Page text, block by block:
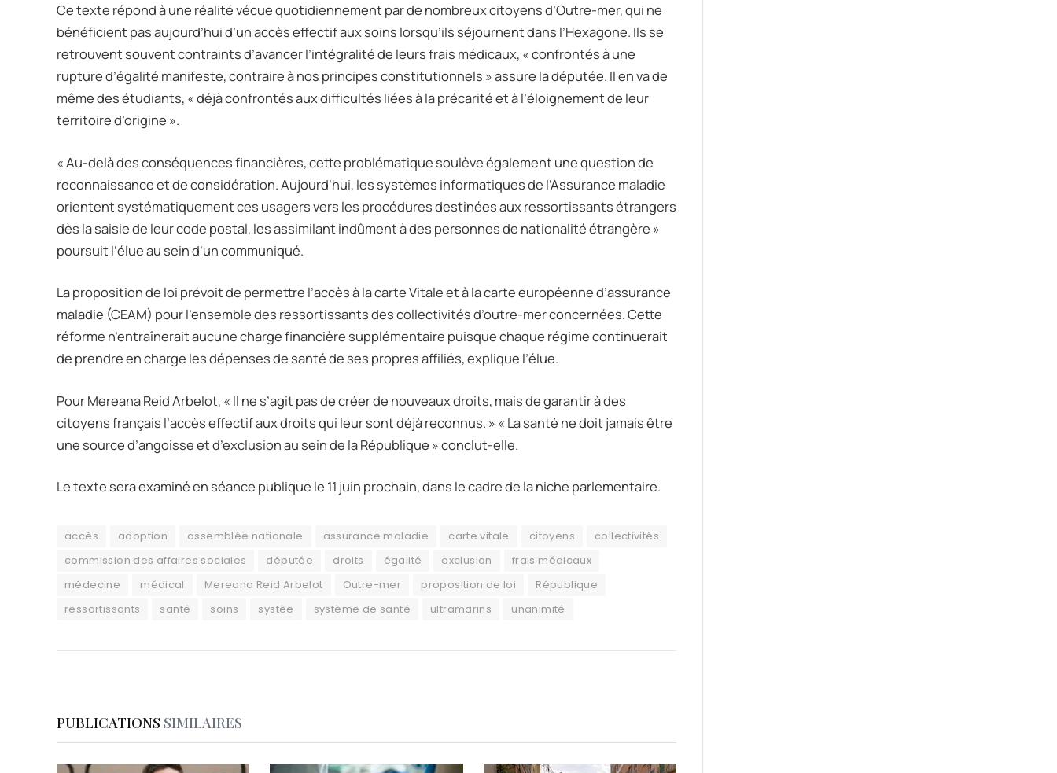
Ce texte répond à une réalité vécue quotidiennement par de nombreux citoyens d’Outre-mer, qui ne
bénéficient pas aujourd’hui d’un accès effectif aux soins lorsqu’ils séjournent dans l’Hexagone. Ils se
retrouvent souvent contraints d’avancer l’intégralité de leurs frais médicaux, « confrontés à une
rupture d’égalité manifeste, contraire à nos principes constitutionnels » assure la députée. Il en va de
même des étudiants, « déjà confrontés aux difficultés liées à la précarité et à l’éloignement de leur
territoire d’origine ».
« Au-delà des conséquences financières, cette problématique soulève également une question de
reconnaissance et de considération. Aujourd’hui, les systèmes informatiques de l’Assurance maladie
orientent systématiquement ces usagers vers les procédures destinées aux ressortissants étrangers
dès la saisie de leur code postal, les assimilant indûment à des personnes de nationalité étrangère »
poursuit l’élue au sein d’un communiqué.
La proposition de loi prévoit de permettre l’accès à la carte Vitale et à la carte européenne d’assurance
maladie (CEAM) pour l’ensemble des ressortissants des collectivités d’outre-mer concernées. Cette
réforme n’entraînerait aucune charge financière supplémentaire puisque chaque régime continuerait
de prendre en charge les dépenses de santé de ses propres affiliés, explique l’élue.
Pour Mereana Reid Arbelot, « Il ne s’agit pas de créer de nouveaux droits, mais de garantir à des
citoyens français l’accès effectif aux droits qui leur sont déjà reconnus. » « La santé ne doit jamais être
une source d’angoisse et d’exclusion au sein de la République » conclut-elle.
Le texte sera examiné en séance publique le 11 juin prochain, dans le cadre de la niche parlementaire.
accès adoption assemblée nationale assurance maladie carte vitale citoyens
collectivités
commission des affaires sociales
députée droits égalité exclusion
frais médicaux
médecine
médical Mereana Reid Arbelot Outre-mer proposition de loi
République
ressortissants
santé soins systèe système de santé ultramarins unanimité
PUBLICATIONS SIMILAIRES